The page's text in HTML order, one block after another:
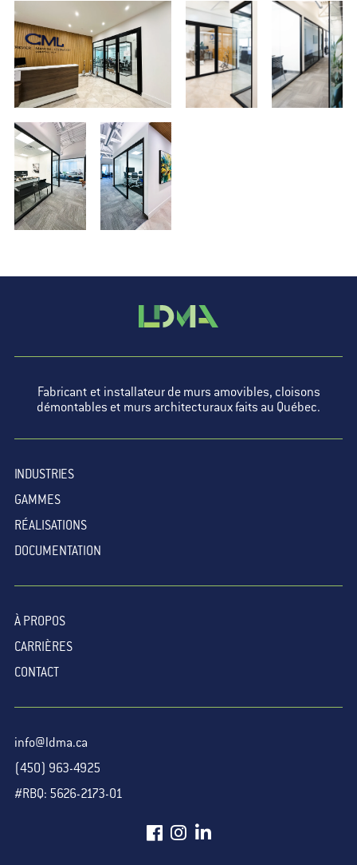
Fabricant et installateur de murs amovibles, cloisons
démontables et murs architecturaux faits au Québec.
INDUSTRIES
GAMMES
RÉALISATIONS
DOCUMENTATION
À PROPOS
CARRIÈRES
CONTACT
info@ldma.ca
(450) 963-4925
#RBQ: 5626-2173-01